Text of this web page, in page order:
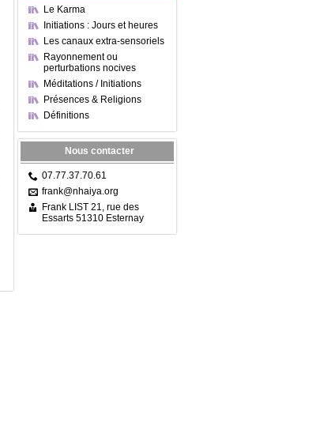
Le Karma
Initiations : Jours et heures
Les canaux extra-sensoriels
Rayonnement ou
perturbations nocives
Méditations / Initiations
Présences & Religions
Définitions
Nous contacter
07.77.37.70.61
frank@nhaiya.org
Frank LIST 21, rue des
Essarts 51310 Esternay